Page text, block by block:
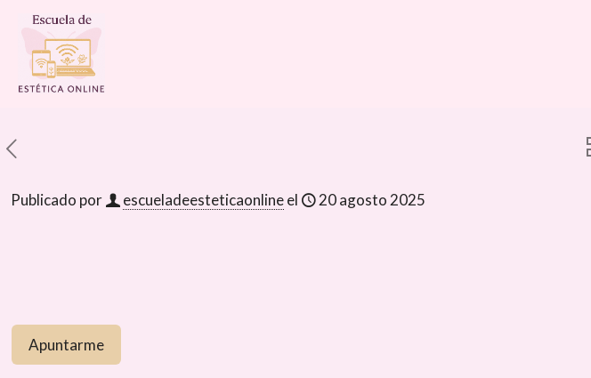
Publicado por escueladeesteticaonlineel 20 agosto 2025